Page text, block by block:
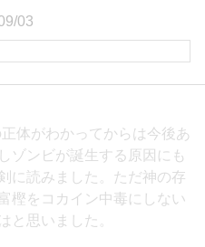
03
体がわかってからは今後あ
ゾンビが誕生する原因にも
に読みました。ただ神の存
樫をコカイン中毒にしない
と思いました。